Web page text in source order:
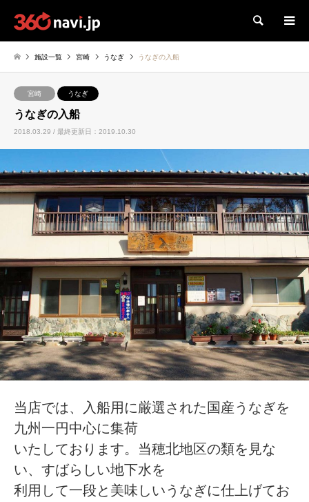
検索
施設一覧 宮崎 うなぎ うなぎの入船
宮崎 うなぎ
うなぎの入船
2018.03.29 / 最終更新日：2019.10.30
当店では、入船用に厳選された国産うなぎを
九州一円中心に集荷
いたしております。当穂北地区の類を見な
い、すばらしい地下水を
利用して一段と美味しいうなぎに仕上げてお